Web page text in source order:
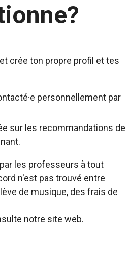
crée ton propre profil et tes
personnellement par
sur les recommandations de
les professeurs à tout
n'est pas trouvé entre
de musique, des frais de
notre site web.